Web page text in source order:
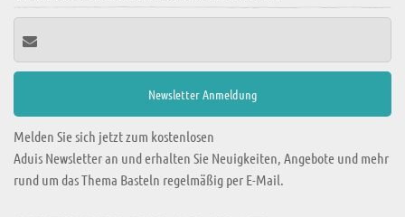
Melden Sie sich jetzt zum kostenlosen
Aduis Newsletter an und erhalten Sie Neuigkeiten, Angebote und mehr
rund um das Thema Basteln regelmäßig per E-Mail.